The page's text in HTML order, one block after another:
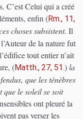
C’est Celui qui a créé
enfin (Rm., 11,
choses subsistent. Il
de la nature fut
tout entier n’ait
(Matth., 27, 51.)la
que les ténèbres
que le soleil se soit
ont pleuré la
pas verser les